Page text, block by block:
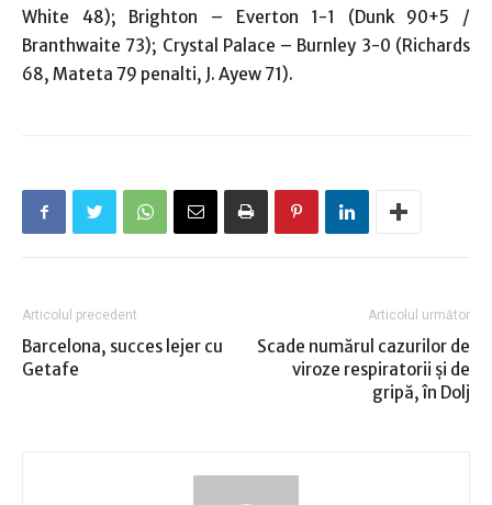
White 48); Brighton – Everton 1-1 (Dunk 90+5 /
Branthwaite 73); Crystal Palace – Burnley 3-0 (Richards
68, Mateta 79 penalti, J. Ayew 71).
Articolul precedent
Barcelona, succes lejer cu
Getafe
Articolul următor
Scade numărul cazurilor de
viroze respiratorii şi de
gripă, în Dolj